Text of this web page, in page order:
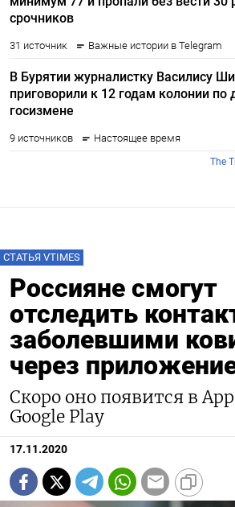
СТАТЬЯ VTIMES
Россияне смогут
отследить
заболевшими
через
Скоро оно появится в
Google Play
17.11.2020